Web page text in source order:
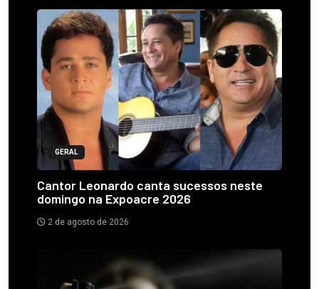
GERAL
Cantor Leonardo canta sucessos neste
domingo na Expoacre 2026
2 de agosto de 2026